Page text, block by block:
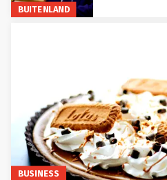
BUITENLAND
BUSINESS